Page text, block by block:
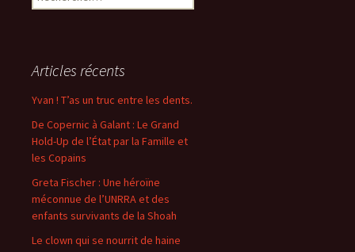
Articles récents
Yvan ! T’as un truc entre les dents.
De Copernic à Galant : Le Grand
Hold-Up de l’État par la Famille et
les Copains
Greta Fischer : Une héroïne
méconnue de l’UNRRA et des
enfants survivants de la Shoah
Le clown qui se nourrit de haine